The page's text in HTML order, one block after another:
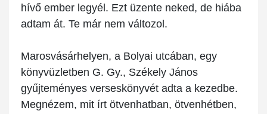
hívő ember legyél. Ezt üzente neked, de hiába
adtam át. Te már nem változol.
Marosvásárhelyen, a Bolyai utcában, egy
könyvüzletben G. Gy., Székely János
gyűjteményes verseskönyvét adta a kezedbe.
Megnézem, mit írt ötvenhatban, ötvenhétben,